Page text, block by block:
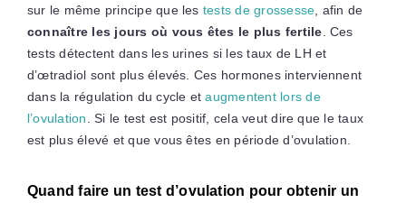
sur le même principe que les tests de grossesse , afin de
connaître les jours où vous êtes le plus fertile . Ces
tests détectent dans les urines si les taux de LH et
d’œtradiol sont plus élevés. Ces hormones interviennent
dans la régulation du cycle etaugmentent lors de
l’ovulation
. Si le test est positif, cela veut dire que le taux
est plus élevé et que vous êtes en période d’ovulation.
Quand faire un test d’ovulation pour obtenir un